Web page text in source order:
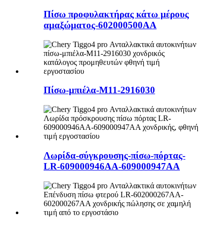
Πίσω προφυλακτήρας κάτω μέρους
αμαξώματος-602000500AA
Πίσω-μπιέλα-M11-2916030
Λωρίδα-σύγκρουσης-πίσω-πόρτας-
LR-609000946AA-609000947AA